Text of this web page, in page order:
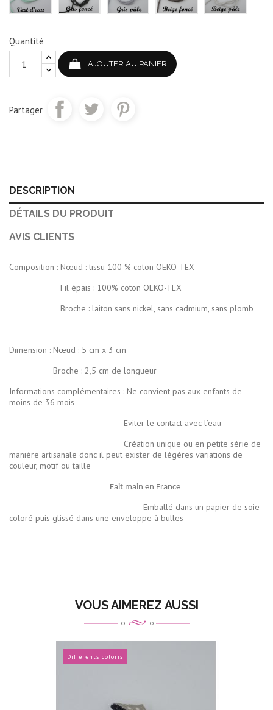
Quantité
AJOUTER AU PANIER
Partager
DESCRIPTION
DÉTAILS DU PRODUIT
AVIS CLIENTS
Composition : Nœud : tissu 100 % coton OEKO-TEX
Fil épais : 100% coton OEKO-TEX
Broche : laiton sans nickel, sans cadmium, sans plomb
Dimension : Nœud : 5 cm x 3 cm
Broche : 2,5 cm de longueur
Informations complémentaires : Ne convient pas aux enfants de
moins de 36 mois
Eviter le contact avec l’eau
Création unique ou en petite série de
manière artisanale donc il peut exister de légères variations de
couleur, motif ou taille
Fait main en France
Emballé dans un papier de soie
coloré puis glissé dans une enveloppe à bulles
VOUS AIMEREZ AUSSI
Différents coloris